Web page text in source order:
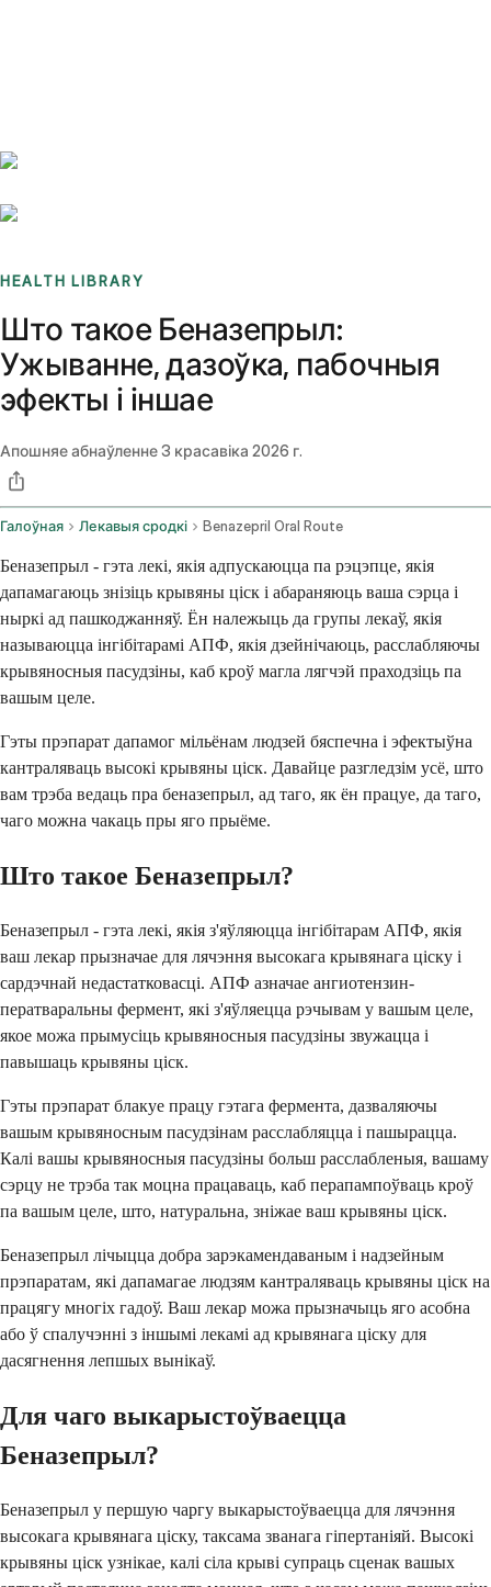
HEALTH LIBRARY
Што такое Беназепрыл:
Ужыванне, дазоўка, пабочныя
эфекты і іншае
Апошняе абнаўленне3 красавіка 2026 г.
Галоўная Лекавыя сродкі Benazepril Oral Route
Беназепрыл - гэта лекі, якія адпускаюцца па рэцэпце, якія
дапамагаюць знізіць крывяны ціск і абараняюць ваша сэрца і
ныркі ад пашкоджанняў. Ён належыць да групы лекаў, якія
называюцца інгібітарамі АПФ, якія дзейнічаюць, расслабляючы
крывяносныя пасудзіны, каб кроў магла лягчэй праходзіць па
вашым целе.
Гэты прэпарат дапамог мільёнам людзей бяспечна і эфектыўна
кантраляваць высокі крывяны ціск. Давайце разгледзім усё, што
вам трэба ведаць пра беназепрыл, ад таго, як ён працуе, да таго,
чаго можна чакаць пры яго прыёме.
Што такое Беназепрыл?
Беназепрыл - гэта лекі, якія з'яўляюцца інгібітарам АПФ, якія
ваш лекар прызначае для лячэння высокага крывянага ціску і
сардэчнай недастатковасці. АПФ азначае ангиотензин-
ператваральны фермент, які з'яўляецца рэчывам у вашым целе,
якое можа прымусіць крывяносныя пасудзіны звужацца і
павышаць крывяны ціск.
Гэты прэпарат блакуе працу гэтага фермента, дазваляючы
вашым крывяносным пасудзінам расслабляцца і пашырацца.
Калі вашы крывяносныя пасудзіны больш расслабленыя, вашаму
сэрцу не трэба так моцна працаваць, каб перапампоўваць кроў
па вашым целе, што, натуральна, зніжае ваш крывяны ціск.
Беназепрыл лічыцца добра зарэкамендаваным і надзейным
прэпаратам, які дапамагае людзям кантраляваць крывяны ціск на
працягу многіх гадоў. Ваш лекар можа прызначыць яго асобна
або ў спалучэнні з іншымі лекамі ад крывянага ціску для
дасягнення лепшых вынікаў.
Для чаго выкарыстоўваецца
Беназепрыл?
Беназепрыл у першую чаргу выкарыстоўваецца для лячэння
высокага крывянага ціску, таксама званага гіпертаніяй. Высокі
крывяны ціск узнікае, калі сіла крыві супраць сценак вашых